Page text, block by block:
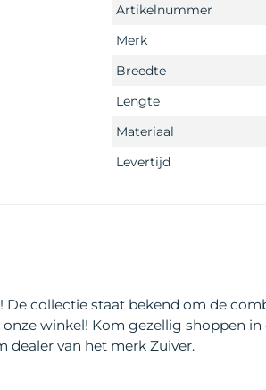
Artikelnummer
Merk
Breedte
Lengte
Materiaal
Levertijd
collectie staat bekend om de
winkel! Kom gezellig shoppen
dealer van het merk Zuiver.